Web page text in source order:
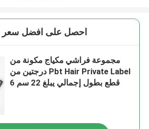
احصل على افضل
مجموعة فراشي مكياج مكونة من
درجتين من Pbt Hair Private Label
6 قطع بطول إجمالي يبلغ 22 سم